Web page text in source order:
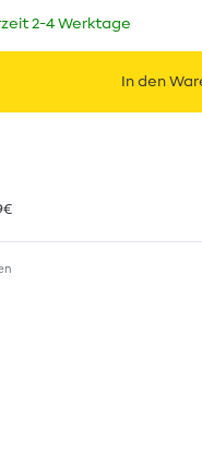
2-4 Werktage
In den